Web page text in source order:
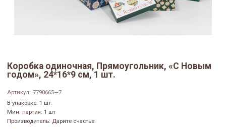
Коробка одиночная, Прямоугольник, «С Новым
годом», 24*16*9 см, 1 шт.
Артикул: 7790665—7
В упаковке: 1 шт.
Мин. партия: 1 шт
Производитель: Дарите счастье